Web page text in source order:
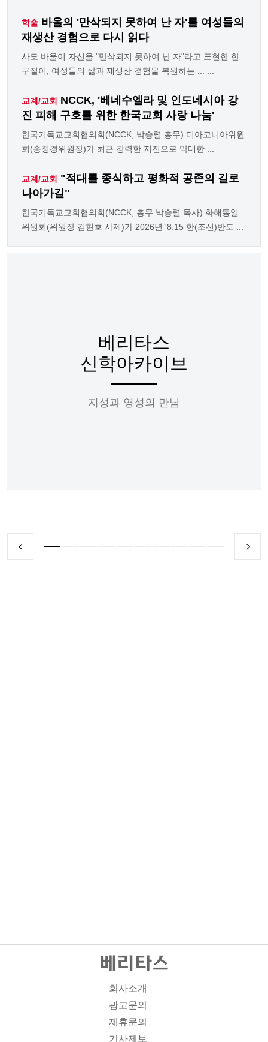
학술 바울의 '만삭되지 못하여 난 자'를 여성들의
재생산 경험으로 다시 읽다
사도 바울이 자신을 "만삭되지 못하여 난 자"라고 표현한 한
구절이, 여성들의 삶과 재생산 경험을 복원하는 ... ...
교계/교회 NCCK, '베네수엘라 및 인도네시아 강
진 피해 구호를 위한 한국교회 사랑 나눔'
한국기독교교회협의회(NCCK, 박승렬 총무) 디아코니아위원
회(송정경위원장)가 최근 강력한 지진으로 막대한 ...
교계/교회 "적대를 종식하고 평화적 공존의 길로
나아가길"
한국기독교교회협의회(NCCK, 총무 박승렬 목사) 화해통일
위원회(위원장 김현호 사제)가 2026년 '8.15 한(조선)반도 ...
베리타스
신학아카이브
지성과 영성의 만남
회사소개
광고문의
제휴문의
기사제보